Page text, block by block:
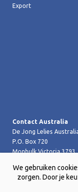
Export
Contact Australia
De Jong Lelies
P.O. Box 720
Monbulk Victoria
T +61 (0)359 619 188
F +61 (0)359 619 199
We gebruiken
zorgen. Door je